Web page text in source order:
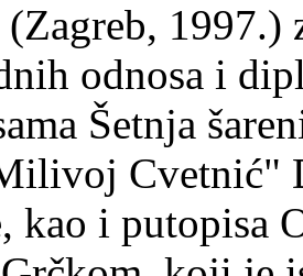
(Zagreb,
odnosa i
Šetnja
Cvetnić"
kao i putopisa